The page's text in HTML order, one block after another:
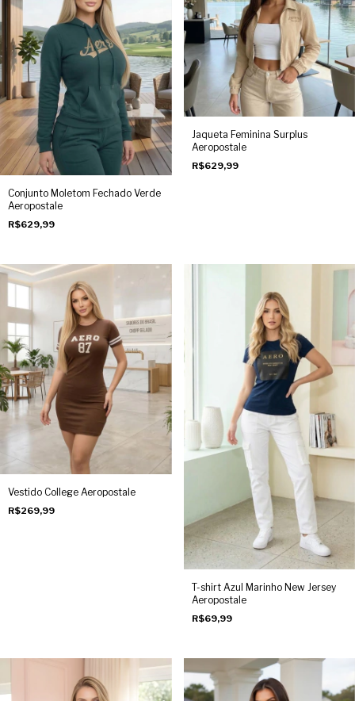
Conjunto Moletom Fechado Verde
Aeropostale
R$629,99
Jaqueta Feminina Surplus
Aeropostale
R$629,99
Vestido College Aeropostale
R$269,99
T-shirt Azul Marinho New Jersey
Aeropostale
R$69,99